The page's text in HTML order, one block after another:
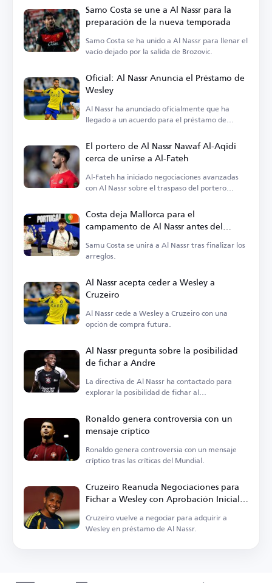
Samo Costa se une a Al Nassr para la
preparación de la nueva temporada
Samo Costa se ha unido a Al Nassr para llenar el
vacío dejado por la salida de Brozovic.
Oficial: Al Nassr Anuncia el Préstamo de
Wesley
Al Nassr ha anunciado oficialmente que ha
llegado a un acuerdo para el préstamo de
El portero de Al Nassr Nawaf Al-Aqidi
cerca de unirse a Al-Fateh
Al-Fateh ha iniciado negociaciones avanzadas
con Al Nassr sobre el traspaso del portero
Costa deja Mallorca para el
campamento de Al Nassr antes del
Samu Costa se unirá a Al Nassr tras finalizar los
arreglos.
Al Nassr acepta ceder a Wesley a
Cruzeiro
Al Nassr cede a Wesley a Cruzeiro con una
opción de compra futura.
Al Nassr pregunta sobre la posibilidad
de fichar a Andre
La directiva de Al Nassr ha contactado para
explorar la posibilidad de fichar al
Ronaldo genera controversia con un
mensaje críptico
Ronaldo genera controversia con un mensaje
críptico tras las críticas del Mundial.
Cruzeiro Reanuda Negociaciones para
Fichar a Wesley con Aprobación Inicial
de Al Nassr
Cruzeiro vuelve a negociar para adquirir a
Wesley en préstamo de Al Nassr.